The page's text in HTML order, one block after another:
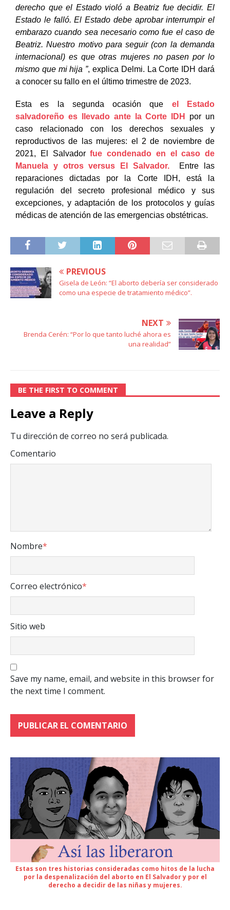
derecho que el Estado violó a Beatriz fue decidir. El
Estado le falló. El Estado debe aprobar interrumpir el
embarazo cuando sea necesario como fue el caso de
Beatriz. Nuestro motivo para seguir (con la demanda
internacional) es que otras mujeres no pasen por lo
mismo que mi hija ” , explica Delmi. La Corte IDH dará
a conocer su fallo en el último trimestre de 2023.
Esta es la segunda ocasión que el Estado
salvadoreño es llevado ante la Corte IDH por un
caso relacionado con los derechos sexuales y
reproductivos de las mujeres: el 2 de noviembre de
2021, El Salvador fue condenado en el caso de
Manuela y otros versus El Salvador.
Entre las
reparaciones dictadas por la Corte IDH, está la
regulación del secreto profesional médico y sus
excepciones, y adaptación de los protocolos y guías
médicas de atención de las emergencias obstétricas.
PREVIOUS
Gisela de León: “El aborto debería ser considerado
como una especie de tratamiento médico”.
NEXT
Brenda Cerén: “Por lo que tanto luché ahora es
una realidad”
BE THE FIRST TO COMMENT
Leave a Reply
Tu dirección de correo no será publicada.
Comentario
Nombre*
Correo electrónico*
Sitio web
Save my name, email, and website in this browser for
the next time I comment.
Estas son tres historias consideradas como hitos de la lucha
por la despenalización del aborto en El Salvador y por el
derecho a decidir de las niñas y mujeres.